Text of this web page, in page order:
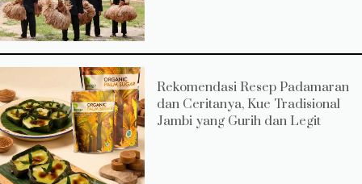
Rekomendasi Resep Padamaran
dan Ceritanya, Kue Tradisional
Jambi yang Gurih dan Legit